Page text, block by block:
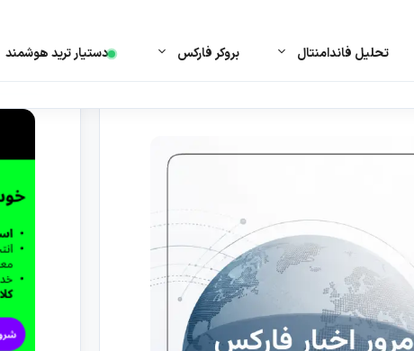
تحلیل فاندامنتال بروکر فارکس دستیار ترید هوشمند